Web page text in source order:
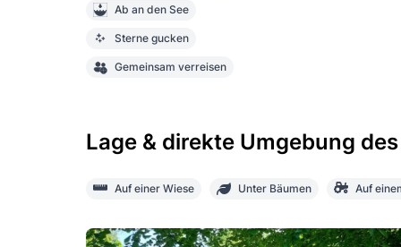
Ab an den See
Sterne gucken
Gemeinsam verreisen
Lage & direkte Umgebung
Auf einer Wiese Unter Bäumen Auf